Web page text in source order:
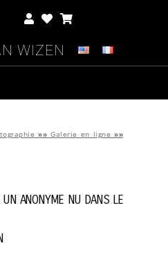
Wizen
»» Galerie en ligne »»
Un Anonyme Nu Dans Le